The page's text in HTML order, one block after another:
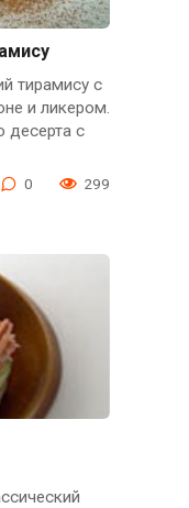
тирамису с
и ликером.
десерта с
0 299